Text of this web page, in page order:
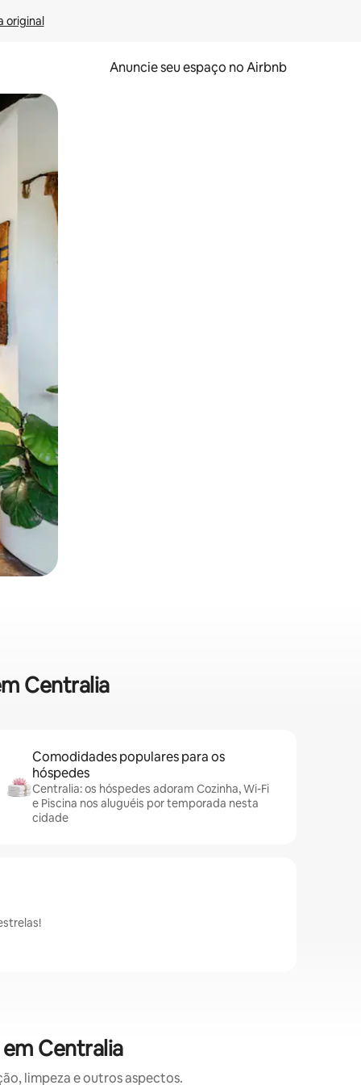
original
Anuncie seu espaço no Airbnb
o dedo na tela.
Centralia
Comodidades populares para os
hóspedes
Centralia: os hóspedes adoram Cozinha, Wi-Fi
e Piscina nos aluguéis por temporada nesta
cidade
Centralia
limpeza e outros aspectos.